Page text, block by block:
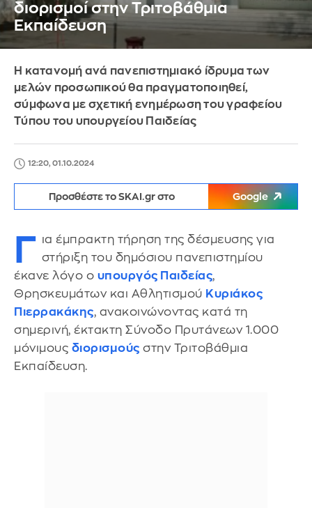
διορισμοί στην Τριτοβάθμια
Εκπαίδευση
Η κατανομή ανά πανεπιστημιακό ίδρυμα των
μελών προσωπικού θα πραγματοποιηθεί,
σύμφωνα με σχετική ενημέρωση του γραφείου
Τύπου του υπουργείου Παιδείας
12:20, 01.10.2024
Προσθέστε το SKAI.gr στο Google
Γ ια έμπρακτη τήρηση της δέσμευσης για
στήριξη του δημόσιου πανεπιστημίου
έκανε λόγο ο υπουργός Παιδείας,
Θρησκευμάτων και Αθλητισμού Κυριάκος
Πιερρακάκης, ανακοινώνοντας κατά τη
σημερινή, έκτακτη Σύνοδο Πρυτάνεων 1.000
μόνιμους διορισμούς στην Τριτοβάθμια
Εκπαίδευση.